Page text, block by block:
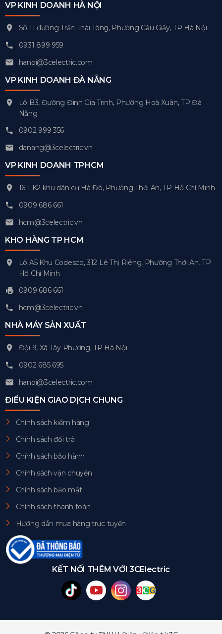
VP KINH DOANH HÀ NỘI
Số 11 đường Trần Thái Tông, Phường Cầu Giấy, TP Hà Nội
0931 899 959
hanoi@3celectric.com
VP KINH DOANH ĐÀ NẴNG
Lô B3, Đường Đinh Gia Trinh, Phường Hoà Xuân, TP Đà
Nẵng
0902 999 356
danang@3celectric.vn
VP KINH DOANH TPHCM
16-LK2 khu dân cư Hà Đô, Phường Thới An, TP Hồ Chí Minh
0909 686 661
hcm@3celectric.vn
KHO HÀNG TP HCM
Lô A5 Khu Codesco, 312 Lê Thị Riêng, Phường Thới An, TP
Hồ Chí Minh
0909 686 661
hcm@3celectric.vn
NHÀ MÁY SẢN XUẤT
Đội 9, Xã Tây Phương, TP Hà Nội
0902 685 695
hanoi@3celectric.com
ĐIỀU KIỆN GIAO DỊCH CHUNG
Chính sách kiểm hàng
Chính sách đổi trả
Chính sách bảo hành
Chính sách vận chuyển
Chính sách bảo mật
Chính sách thanh toán
Hướng dẫn mua hàng trực tuyến
KẾT NỐI THÊM VỚI 3CElectric